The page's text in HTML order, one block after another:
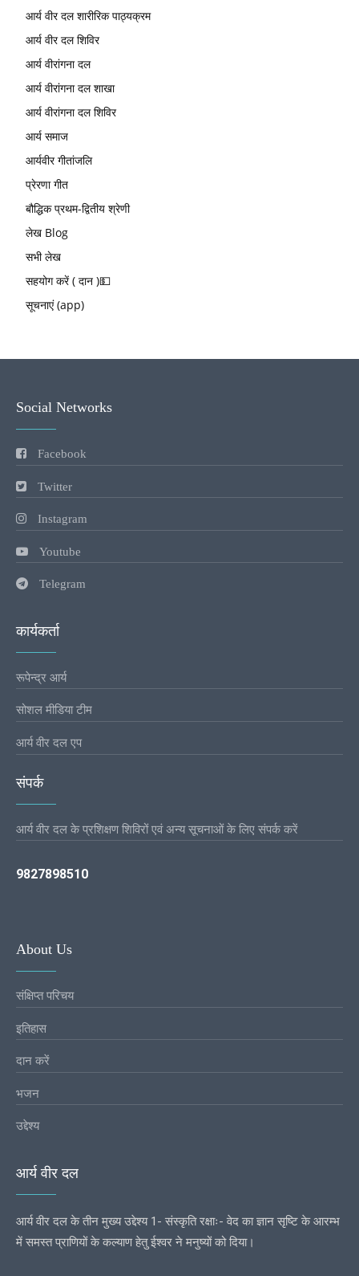
आर्य वीर दल शारीरिक पाठ्यक्रम
आर्य वीर दल शिविर
आर्य वीरांगना दल
आर्य वीरांगना दल शाखा
आर्य वीरांगना दल शिविर
आर्य समाज
आर्यवीर गीतांजलि
प्रेरणा गीत
बौद्धिक प्रथम-द्वितीय श्रेणी
लेख Blog
सभी लेख
सहयोग करें ( दान )💵
सूचनाएं (app)
Social Networks
Facebook
Twitter
Instagram
Youtube
Telegram
कार्यकर्ता
रूपेन्द्र आर्य
सोशल मीडिया टीम
आर्य वीर दल एप
संपर्क
आर्य वीर दल के प्रशिक्षण शिविरों एवं अन्य सूचनाओं के लिए संपर्क करें
9827898510
About Us
संक्षिप्त परिचय
इतिहास
दान करें
भजन
उद्देश्य
आर्य वीर दल
आर्य वीर दल के तीन मुख्य उद्देश्य 1- संस्कृति रक्षाः- वेद का ज्ञान सृष्टि के आरम्भ
में समस्त प्राणियों के कल्याण हेतु ईश्वर ने मनुष्यों को दिया।